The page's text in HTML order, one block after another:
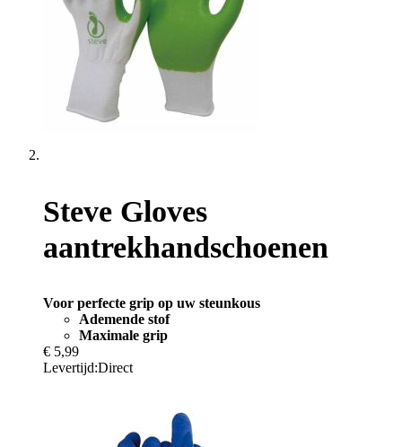
Steve Gloves
aantrekhandschoenen
Voor perfecte grip op uw steunkous
Ademende stof
Maximale grip
€ 5,99
Levertijd:Direct